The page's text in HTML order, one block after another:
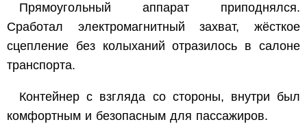
Прямоугольный аппарат приподнялся.
Сработал электромагнитный захват, жёсткое
сцепление без колыханий отразилось в салоне
транспорта.
Контейнер с взгляда со стороны, внутри был
комфортным и безопасным для пассажиров.